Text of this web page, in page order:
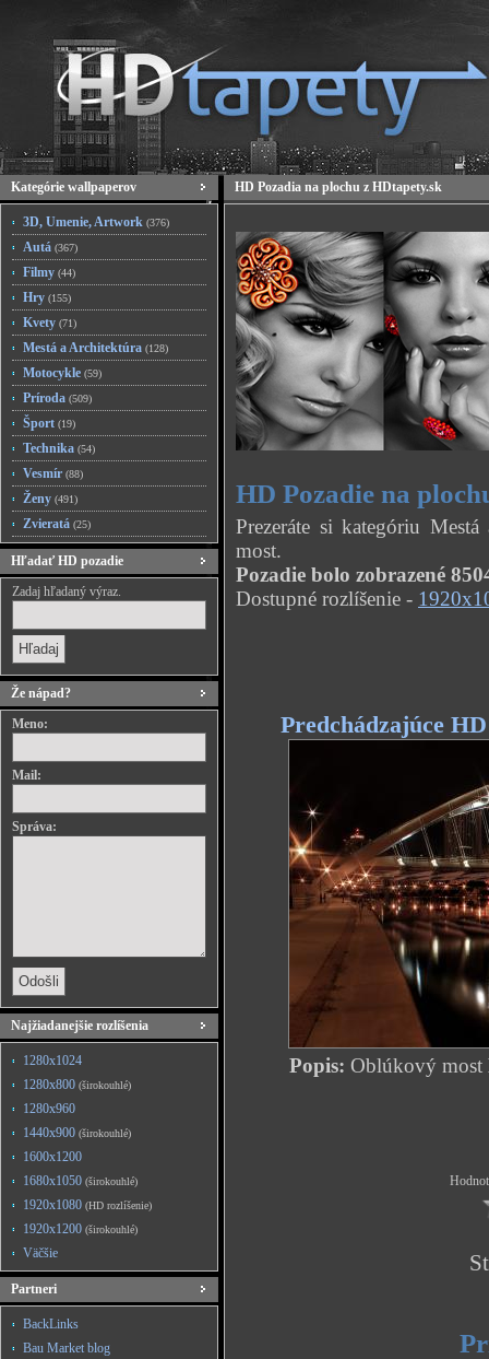
Kategórie wallpaperov
3D, Umenie, Artwork (376)
Autá (367)
Filmy (44)
Hry (155)
Kvety (71)
Mestá a Architektúra (128)
Motocykle (59)
Príroda (509)
Šport (19)
Technika (54)
Vesmír (88)
Ženy (491)
Zvieratá (25)
Hľadať HD pozadie
Zadaj hľadaný výraz.
Že nápad?
Meno:
Mail:
Správa:
Najžiadanejšie rozlíšenia
1280x1024
1280x800 (širokouhlé)
1280x960
1440x900 (širokouhlé)
1600x1200
1680x1050 (širokouhlé)
1920x1080 (HD rozlíšenie)
1920x1200 (širokouhlé)
Väčšie
Partneri
BackLinks
Bau Market blog
HD Pozadia na plochu z HDtapety.sk
HD Pozadie na
Prezeráte si kategóriu
most.
Pozadie bolo zobrazené
Dostupné rozlíšenie -
Predchádzajúce
Popis: Oblúkový most